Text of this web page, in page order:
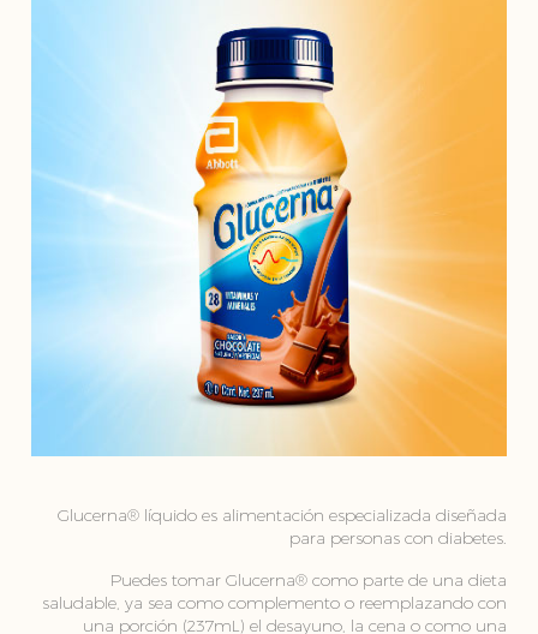
Glucerna® líquido es alimentación especializada diseñada
para personas con diabetes.
Puedes tomar Glucerna® como parte de una dieta
saludable, ya sea como complemento o reemplazando con
una porción (237mL) el desayuno, la cena o como una